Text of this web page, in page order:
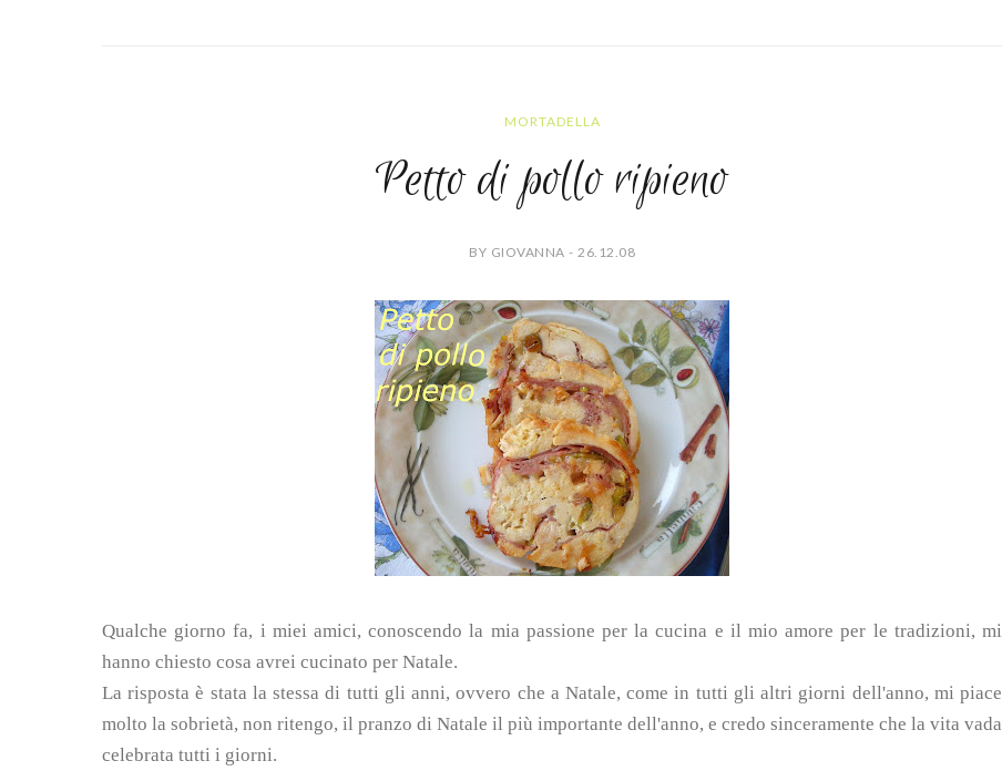
MORTADELLA
Petto di pollo ripieno
BY GIOVANNA - 26.12.08
Qualche giorno fa, i miei amici, conoscendo la mia passione per la cucina e il mio amore per le tradizioni, mi
hanno chiesto cosa avrei cucinato per Natale.
La risposta è stata la stessa di tutti gli anni, ovvero che a Natale, come in tutti gli altri giorni dell'anno, mi piace
molto la sobrietà, non ritengo, il pranzo di Natale il più importante dell'anno, e credo sinceramente che la vita vada
celebrata tutti i giorni.